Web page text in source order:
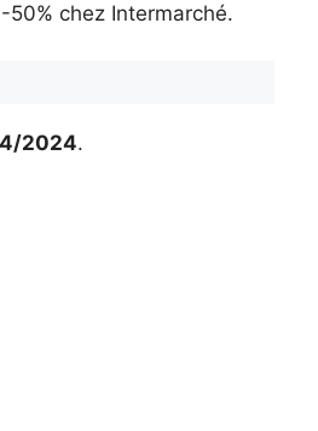
chez Intermarché.
2024.